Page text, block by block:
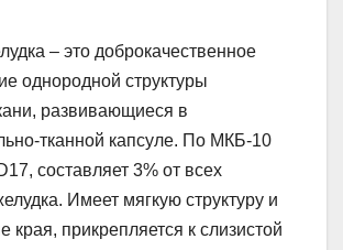
– это доброкачественное
однородной структуры
развивающиеся в
тканной капсуле. По МКБ-10
составляет 3% от всех
Имеет мягкую структуру и
края, прикрепляется к слизистой